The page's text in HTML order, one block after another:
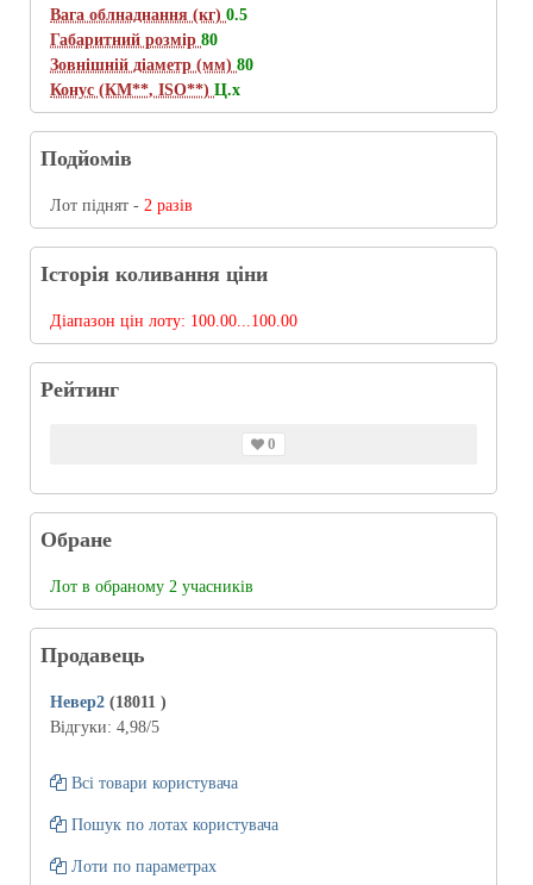
Вага облнаднання (кг) 0.5
Габаритний розмір 80
Зовнішній діаметр (мм) 80
Конус (КМ**, ISO**) Ц.х
Подйомів
Лот піднят - 2 разів
Історія коливання ціни
Діапазон цін лоту: 100.00...100.00
Рейтинг
0
Обране
Лот в обраному 2 учасників
Продавець
Невер2 (18011 )
Відгуки: 4,98/5
Всі товари користувача
Пошук по лотах користувача
Лоти по параметрах